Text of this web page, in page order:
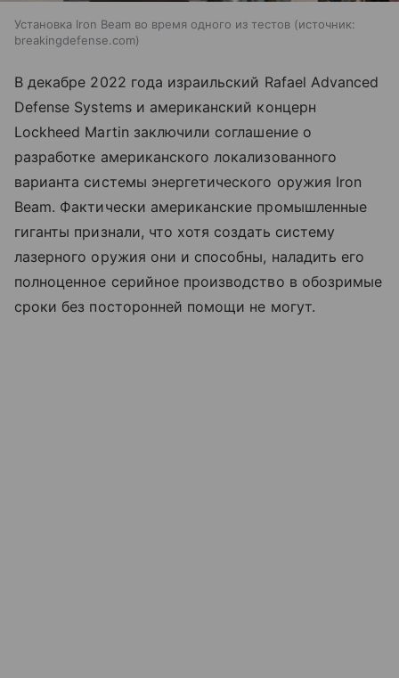
Установка Iron Beam во время одного из тестов
источник:
breakingdefense.com
В декабре 2022 года израильский Rafael Advanced
Defense Systems и американский концерн
Lockheed Martin заключили соглашение о
разработке американского локализованного
варианта системы энергетического оружия Iron
Beam. Фактически американские промышленные
гиганты признали, что хотя создать систему
лазерного оружия они и способны, наладить его
полноценное серийное производство в обозримые
сроки без посторонней помощи не могут.